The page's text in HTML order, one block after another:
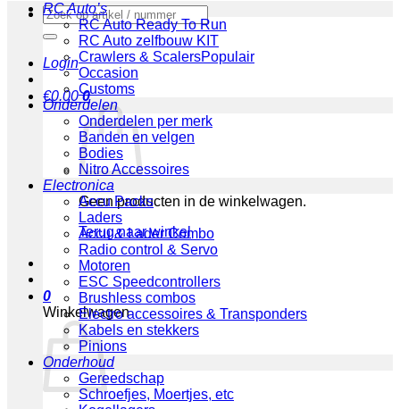
Zoeken
naar:
Login
€0.00 0
Geen producten in de winkelwagen.
Terug naar winkel
0
Winkelwagen
RC Auto’s
RC Auto Ready To Run
RC Auto zelfbouw KIT
Crawlers & Scalers
Occasion
Customs
Onderdelen
Onderdelen per merk
Banden en velgen
Bodies
Nitro Accessoires
Electronica
Accu Packs
Laders
Accu & Lader Combo
Radio control & Servo
Motoren
ESC Speedcontrollers
Brushless combos
Electro accessoires & Transponders
Kabels en stekkers
Pinions
Onderhoud
Gereedschap
Schroefjes, Moertjes, etc